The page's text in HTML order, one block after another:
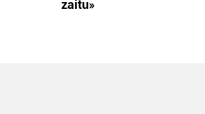
zaitu»